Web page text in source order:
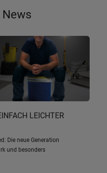
News
LEICHTER
Die neue Generation
und besonders